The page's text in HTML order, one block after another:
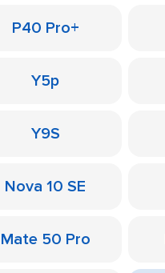
P40 Pro+
Y5p
Y9S
Nova 10 SE
Mate 50 Pro